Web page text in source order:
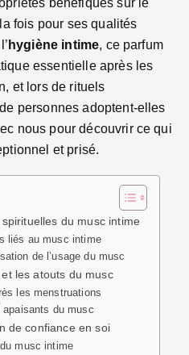
fois pour ses qualités
hygiène intime, ce parfum
essentielle après les
et lors de rituels
personnes adoptent-elles
nous pour découvrir ce qui
et prisé.
du musc intime
liés au musc intime
de l’usage du musc
et les atouts du musc
les menstruations
apaisants du musc
de confiance en soi
du musc intime